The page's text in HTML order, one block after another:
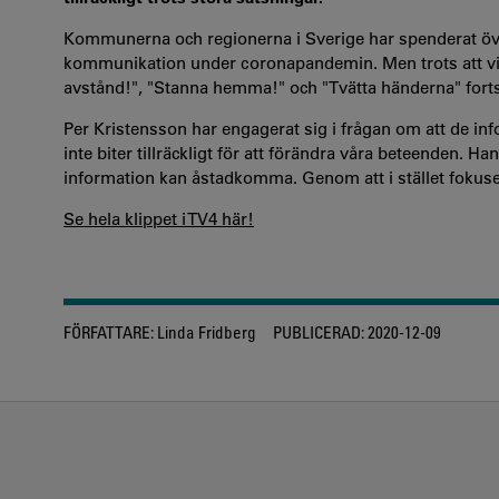
Kommunerna och regionerna i Sverige har spenderat
kommunikation under coronapandemin. Men trots att
avstånd!", "Stanna hemma!" och "Tvätta händerna"
Per Kristensson har engagerat sig i frågan om att de
inte biter tillräckligt för att förändra våra beteenden.
information kan åstadkomma. Genom att i stället
Se hela klippet i TV4 här!
FÖRFATTARE: Linda Fridberg PUBLICERAD:2020-12-09